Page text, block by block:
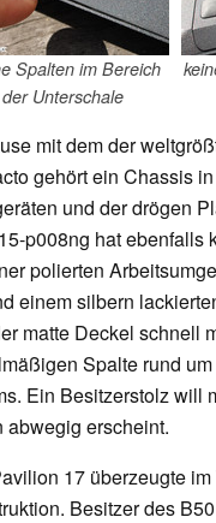
Spalten im Bereich
der Unterschale
mit dem der
gehört ein Chassis
und der drögen
p008ng hat
polierten
einem silbern
matte Deckel schnell
Spalte rund
Ein Besitzerstolz will
abwegig erscheint.
17 überzeugte
Besitzer des